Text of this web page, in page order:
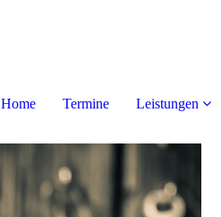
Home Termine Leistungen